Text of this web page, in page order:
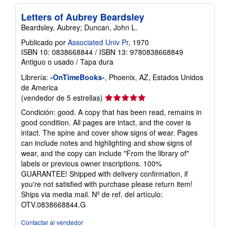
Letters of Aubrey Beardsley
Beardsley, Aubrey; Duncan, John L.
Publicado por Associated Univ Pr, 1970
ISBN 10: 0838668844 / ISBN 13: 9780838668849
Antiguo o usado / Tapa dura
Librería: -OnTimeBooks-, Phoenix, AZ, Estados Unidos
de America
(vendedor de 5 estrellas) Calificación
del
vendedor:
5
de
5
estrellas
Condición: good. A copy that has been read, remains in
good condition. All pages are intact, and the cover is
intact. The spine and cover show signs of wear. Pages
can include notes and highlighting and show signs of
wear, and the copy can include "From the library of"
labels or previous owner inscriptions. 100%
GUARANTEE! Shipped with delivery confirmation, if
you're not satisfied with purchase please return item!
Ships via media mail. Nº de ref. del artículo:
OTV.0838668844.G
Contactar al vendedor